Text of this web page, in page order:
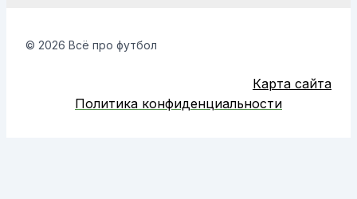
© 2026 Всё про футбол
Карта сайта
Политика конфиденциальности